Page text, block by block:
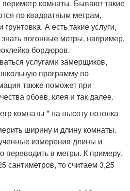
комнаты. Бывают такие
по квадратным метрам,
А есть такие услуги,
знать погонные метры, например,
бордюров.
услугами замерщиков,
программу по
также поможет при
обоев, клея и так далее.
комнаты * на высоту потолка
ширину и длину комнаты.
измерения длины и
в метры. К примеру,
сантиметров, то считаем 3,25